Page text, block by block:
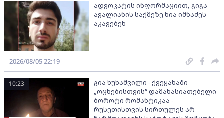
ადვოკატის ინფორმაციით, გიგა
ავალიანის საქმეზე ნია იმნაძეს
აკავებენ
2026/08/05 22:19
გია ხუხაშვილი - ქვეყანაში
„ოცნებისთვის“ დამახასიათებელი
ბოროტი რომანტიკაა -
რუსეთისთვის სირთულეს არ
10:23